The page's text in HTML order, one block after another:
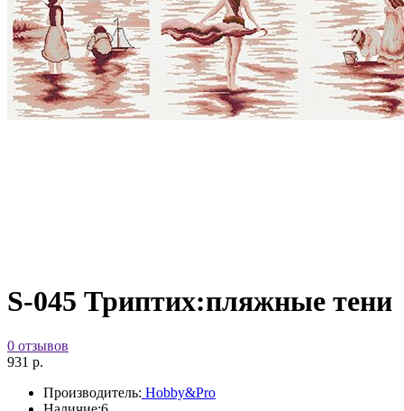
S-045 Триптих:пляжные тени
0 отзывов
931 р.
Производитель: Hobby&Pro